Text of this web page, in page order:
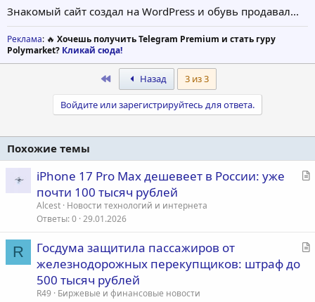
Знакомый сайт создал на WordPress и обувь продавал...
Реклама: 🔥 Хочешь получить Telegram Premium и стать гуру
Polymarket? Кликай сюда!
First Назад 3 из 3
Войдите или зарегистрируйтесь для ответа.
Похожие темы
С
я
iPhone 17 Pro Max дешевеет в России: уже
почти 100 тысяч рублей
Alcest Новости технологий и интернета
Ответы 0 29.01.2026
R
С
Госдума защитила пассажиров от
железнодорожных перекупщиков: штраф до
500 тысяч рублей
R49
Биржевые и финансовые новости